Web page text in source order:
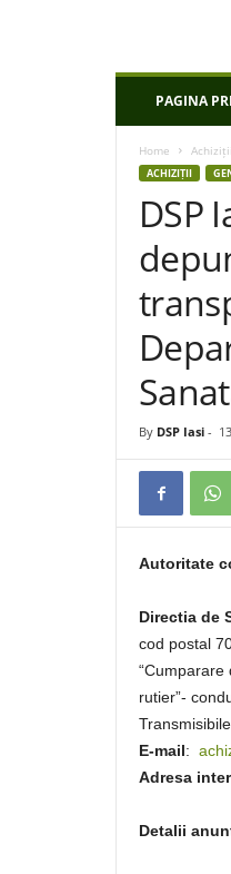
P
PAGINA
Home Achiziții
ACHIZIȚII
DSP
By DSP Iasi -
Autoritate
Directia de
cod postal
“Cumparare
rutier”-
E-mail:
Adresa
Detalii